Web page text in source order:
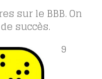
sur le BBB. On
succès.
9